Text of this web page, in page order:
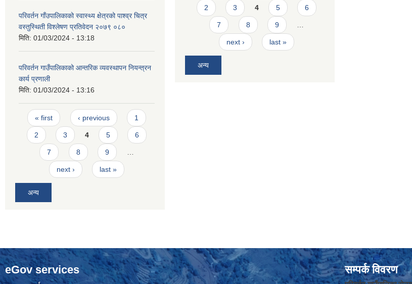
परिवर्तन गाँउपालिकाको स्वास्थ्य क्षेत्रको पाश्व्र चित्र
वस्तुस्थिती विश्लेषण प्रतिवेदन २०७९ ०८०
मिति: 01/03/2024 - 13:18
परिवर्तन गाउँपालिकाको आन्तरिक व्यवस्थापन नियन्त्रन
कार्य प्रणाली
मिति: 01/03/2024 - 13:16
Pages
« first ‹ previous 1
2 3 4 5 6
7 8 9
next › last »
अन्य
2 3 4 5 6
7 8 9
next › last »
अन्य
eGov services सम्पर्क विवरण